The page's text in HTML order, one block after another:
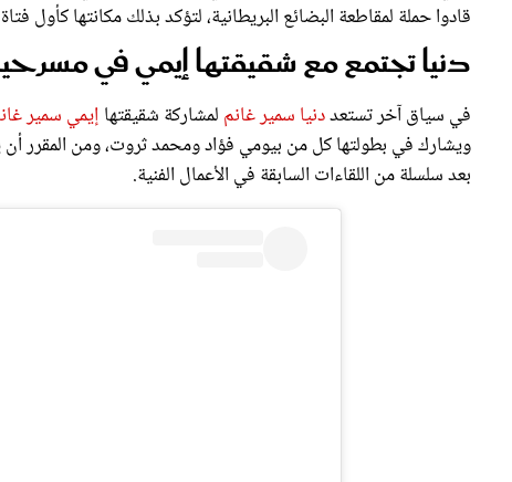
قادوا حملة لمقاطعة البضائع البريطانية، لتؤكد بذلك مكانتها كأول
دنيا تجتمع مع شقيقتها إيمي في
في سياق آخر تستعددنيا سمير غانم لمشاركة شقيقتها إيمي سمير
ويشارك في بطولتها كل من بيومي فؤاد ومحمد ثروت، ومن المقرر أن
بعد سلسلة من اللقاءات السابقة في الأعمال الفنية.